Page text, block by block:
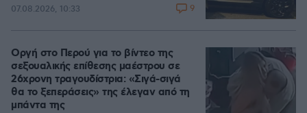
07.08.2026, 10:33 9
Οργή στο Περού για το βίντεο της
σεξουαλικής επίθεσης μαέστρου σε
26χρονη τραγουδίστρια: «Σιγά-σιγά
θα το ξεπεράσεις» της έλεγαν από τη
μπάντα της